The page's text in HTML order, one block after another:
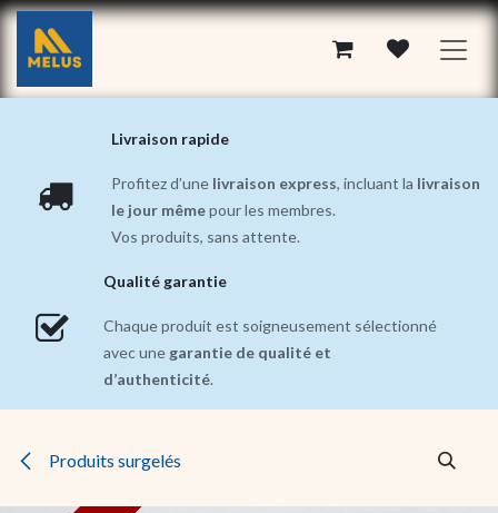
Se rendre au contenu
Livraison rapide
Profitez d’une livraison express, incluant la livraison
le jour mêmepour les membres.
Vos produits, sans attente.
Qualité garantie
Chaque produit est soigneusement sélectionné
avec une garantie de qualité et
d’authenticité.
Produits surgelés